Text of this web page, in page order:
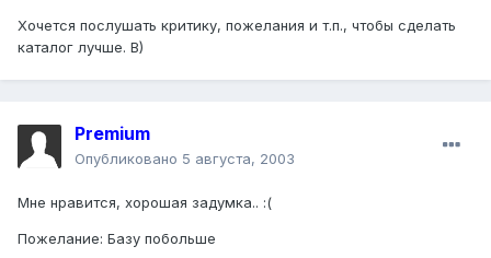
Хочется послушать критику, пожелания и т.п., чтобы сделать
каталог лучше. B)
Premium
Опубликовано 5 августа, 2003
Мне нравится, хорошая задумка.. :(
Пожелание: Базу побольше